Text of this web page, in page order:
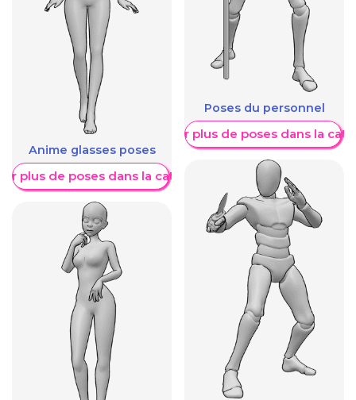
Anime glasses poses
plus de poses dans la catégorie
Poses du personnel
Afficher plus de poses dans la